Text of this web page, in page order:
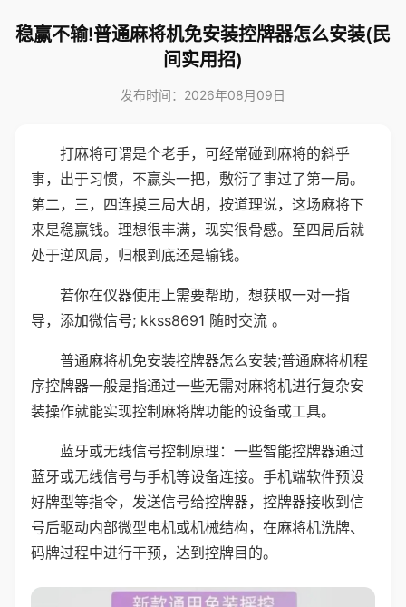
稳赢不输!普通麻将机免安装控牌器怎么安装(民
间实用招)
发布时间：2026年08月09日
打麻将可谓是个老手，可经常碰到麻将的斜乎
事，出于习惯，不赢头一把，敷衍了事过了第一局。
第二，三，四连摸三局大胡，按道理说，这场麻将下
来是稳赢钱。理想很丰满，现实很骨感。至四局后就
处于逆风局，归根到底还是输钱。
若你在仪器使用上需要帮助，想获取一对一指
导，添加微信号; kkss8691 随时交流 。
普通麻将机免安装控牌器怎么安装;普通麻将机程
序控牌器一般是指通过一些无需对麻将机进行复杂安
装操作就能实现控制麻将牌功能的设备或工具。
蓝牙或无线信号控制原理：一些智能控牌器通过
蓝牙或无线信号与手机等设备连接。手机端软件预设
好牌型等指令，发送信号给控牌器，控牌器接收到信
号后驱动内部微型电机或机械结构，在麻将机洗牌、
码牌过程中进行干预，达到控牌目的。